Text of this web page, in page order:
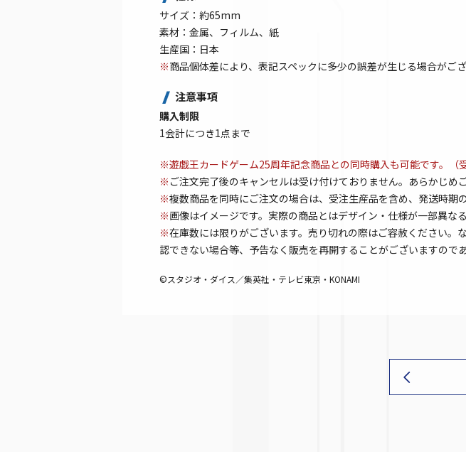
サイズ：約65mm
素材：金属、フィルム、紙
生産国：日本
※商品個体差により、表記スペックに多少の誤差が生じる場合がご
注意事項
購入制限
1会計につき1点まで
※遊戯王カードゲーム25周年記念商品との同時購入も可能です。（
※ ご注文完了後のキャンセルは受け付けておりません。あらかじめ
※複数商品を同時にご注文の場合は、受注生産品を含め、発送時期
※画像はイメージです。実際の商品とはデザイン・仕様が一部異な
※在庫数には限りがございます。売り切れの際はご容赦ください
認できない場合等、予告なく販売を再開することがございますので
©スタジオ・ダイス／集英社・テレビ東京・KONAMI